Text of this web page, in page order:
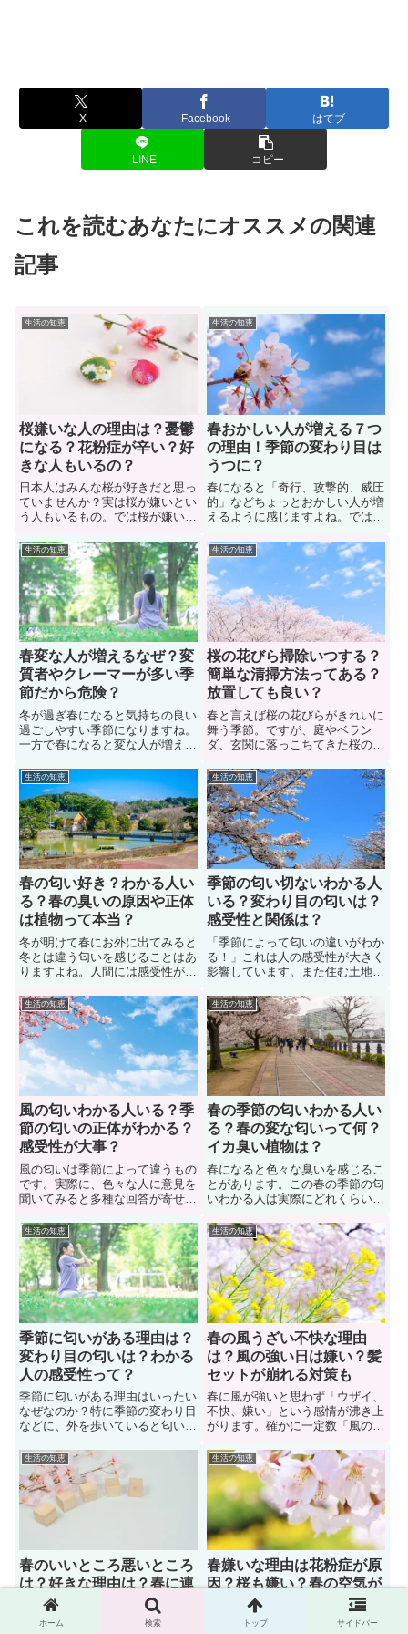
X Facebook はてブ
LINE コピー
これを読むあなたにオススメの関連
記事
生活の知恵
桜嫌いな人の理由は？憂鬱
になる？花粉症が辛い？好
きな人もいるの？
日本人はみんな桜が好きだと思っ
ていませんか？実は桜が嫌いとい
う人もいるもの。では桜が嫌いな
女性や男性たちに聞いてみまし
た。調査結果から納得の理由が
数々寄せられてきました。また
「桜が好きな人と苦手な人はどっ
ちが多いのか？」に関しても解説
しているのでぜひ参考にしてみよ
う。
生活の知恵
春おかしい人が増える７つ
の理由！季節の変わり目は
うつに？
春になると「奇行、攻撃的、威圧
的」などちょっとおかしい人が増
えるように感じますよね。では、
の変わり目の春はおかしい人だけ
でなく、うつ病などメンタルの不
調を感じやすい場合もあります。
このページでは、春におかしい人
が増える理由やメンタルの不調を
招く原因について紹介しています
生活の知恵
春変な人が増えるなぜ？変
質者やクレーマーが多い季
節だから危険？
冬が過ぎ春になると気持ちの良い
過ごしやすい季節になりますね。
一方で春になると変な人が増え
われてみれば確かに変質者やクレ
ーマーが多い季節が春のようにも
思えます。では、なぜ春になると
変な人が増えるのか？色々な人に
科学的根拠は体験談を聞いてみた
ので参考にしてみよう。
生活の知恵
桜の花びら掃除いつする？
簡単な清掃方法ってある？
放置しても良い？
春と言えば桜の花びらがきれいに
舞う季節。ですが、庭やベラン
ダ、玄関に落っこちてきた桜の花
の木が家の近くに咲いている人は
花びらの掃除をする必要がありま
すからね。でが「花びらはいつ掃
除するのか？」疑問に思いますよ
ね。また桜の花びらに関する簡単
な清掃方法についても紹介します
生活の知恵
春の匂い好き？わかる人い
る？春の臭いの原因や正体
は植物って本当？
冬が明けて春にお外に出てみると
冬とは違う匂いを感じることはあ
りますよね。人間には感受性が備
節の匂いを感じ取っています。春
の匂いが分かる人は、どこが好き
なのか？一方で春になると不快に
なる臭いが出てくるのも事実。春
の臭いの原因（正体）やその植物
についても紹介しています。
生活の知恵
季節の匂い切ないわかる人
いる？変わり目の匂いは？
感受性と関係は？
「季節によって匂いの違いがわか
る！」これは人の感受性が大きく
影響しています。また住む土地
異なりますよね。特に季節の変わ
り目は匂いの変化が顕著になりわ
かりやすいもの。では、季節や季
節の変わり目の匂いはみんなどう
感じているのか？色々な人に話や
表現（感想）を聞いてみました。
生活の知恵
風の匂いわかる人いる？季
節の匂いの正体がわかる？
感受性が大事？
風の匂いは季節によって違うもの
です。実際に、色々な人に意見を
聞いてみると多種な回答が寄せら
それぞれなので、意見が一致する
ことはありません。ですが、この
季節の匂いの正体は何なのか？気
になりますよね。このページでは
季節によって違う風の匂いについ
て紹介しています。
生活の知恵
春の季節の匂いわかる人い
る？春の変な匂いって何？
イカ臭い植物は？
春になると色々な臭いを感じるこ
とがあります。この春の季節の匂
いわかる人は実際にどれくらいい
を聞いてみました。また春は決し
て良い匂いだけではありません。
「変な臭い、イカ臭い植物があ
る」などと感想を持つ人もいま
す。では多くの人は春の匂いをど
のように感じているのでしょう
か？
生活の知恵
季節に匂いがある理由は？
変わり目の匂いは？わかる
人の感受性って？
季節に匂いがある理由はいったい
なぜなのか？特に季節の変わり目
などに、外を歩いていると匂いが
ね。例えば春になるとお日様の匂
いが風に乗って漂うこともありま
す。でも、季節の変わり目が分か
る人とわからない人がいますよ
ね。この違いは感受性が大きく関
わっていることが分かっていま
生活の知恵
春の風うざい不快な理由
は？風の強い日は嫌い？髪
セットが崩れる対策も
春に風が強いと思わず「ウザイ、
不快、嫌い」という感情が沸き上
がります。確かに一定数「風の強
ます。例えば髪の毛のセット崩れ
るという理由で強風を嫌悪する人
もいます。では他にはどんな意見
が寄せられているのでしょう？ま
た風が強い日に髪の毛が崩れる対
策についても紹介しています。
生活の知恵
春のいいところ悪いところ
は？好きな理由は？春に連
想するものは？
日本人であれば「花見、桜の花び
生活の知恵
春嫌いな理由は花粉症が原
因？桜も嫌い？春の空気が
苦手な人もいる？
寒い冬が過ぎて陽気な春の季節が
ホーム 検索 トップ サイドバー